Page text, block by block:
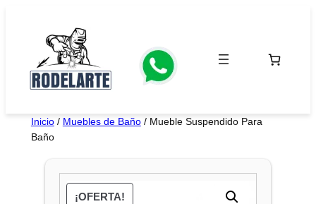
contenido
Inicio/ Muebles de Baño/ Mueble Suspendido Para
Baño
¡OFERTA!